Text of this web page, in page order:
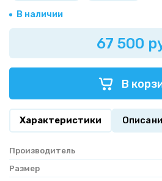
В наличии
67 500
В
Характеристики
Производитель
Размер